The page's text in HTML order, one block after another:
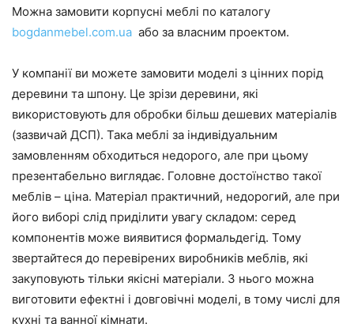
Можна замовити корпусні меблі по каталогу
bogdanmebel.com.ua або за власним проектом.
У компанії ви можете замовити моделі з цінних порід
деревини та шпону. Це зрізи деревини, які
використовують для обробки більш дешевих матеріалів
(зазвичай ДСП). Така меблі за індивідуальним
замовленням обходиться недорого, але при цьому
презентабельно виглядає. Головне достоїнство такої
меблів – ціна. Матеріал практичний, недорогий, але при
його виборі слід приділити увагу складом: серед
компонентів може виявитися формальдегід. Тому
звертайтеся до перевірених виробників меблів, які
закуповують тільки якісні матеріали. З нього можна
виготовити ефектні і довговічні моделі, в тому числі для
кухні та ванної кімнати.